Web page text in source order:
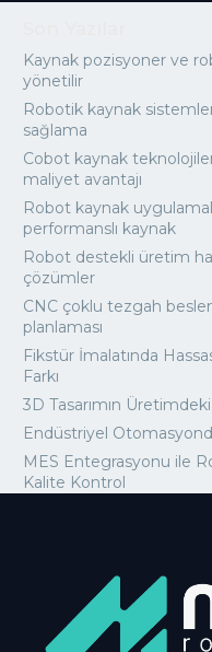
Kaynak pozisyoner ve
yönetilir
Robotik kaynak
sağlama
Cobot kaynak
maliyet avantajı
Robot kaynak
performanslı kaynak
Robot destekli üretim
çözümler
CNC çoklu tezgah
planlaması
Fikstür İmalatında
Farkı
3D Tasarımın
Endüstriyel
MES Entegrasyonu ile
Kalite Kontrol